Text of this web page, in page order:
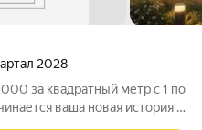
2028
за квадратный метр с 1 по
ваша новая история 1.